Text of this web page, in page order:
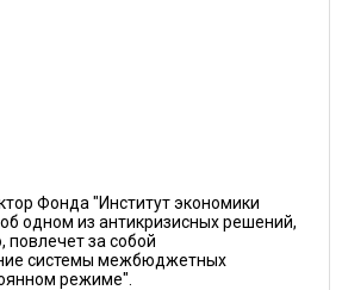
Фонда "Институт экономики
одном из антикризисных решений,
повлечет за собой
системы межбюджетных
режиме".